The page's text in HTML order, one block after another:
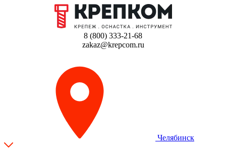
8 (800) 333-21-68
zakaz@krepcom.ru
Челябинск